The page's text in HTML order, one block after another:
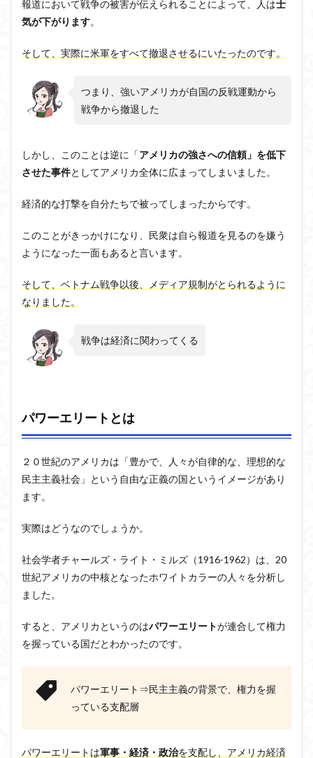
報道において戦争の被害が伝えられることによって、人は士
気が下がります。
そして、実際に米軍をすべて撤退させるにいたったのです。
つまり、強いアメリカが自国の反戦運動から
戦争から撤退した
しかし、このことは逆に「アメリカの強さへの信頼」を低下
させた事件としてアメリカ全体に広まってしまいました。
経済的な打撃を自分たちで被ってしまったからです。
このことがきっかけになり、民衆は自ら報道を見るのを嫌う
ようになった一面もあると言います。
そして、ベトナム戦争以後、メディア規制がとられるように
なりました。
戦争は経済に関わってくる
パワーエリートとは
２０世紀のアメリカは「豊かで、人々が自律的な、理想的な
民主主義社会」という自由な正義の国というイメージがあり
ます。
実際はどうなのでしょうか。
社会学者チャールズ・ライト・ミルズ（1916-1962）は、20
世紀アメリカの中核となったホワイトカラーの人々を分析し
ました。
すると、アメリカというのはパワーエリートが連合して権力
を握っている国だとわかったのです。
パワーエリート⇒民主主義の背景で、権力を握
っている支配層
パワーエリートは軍事・経済・政治を支配し、アメリカ経済